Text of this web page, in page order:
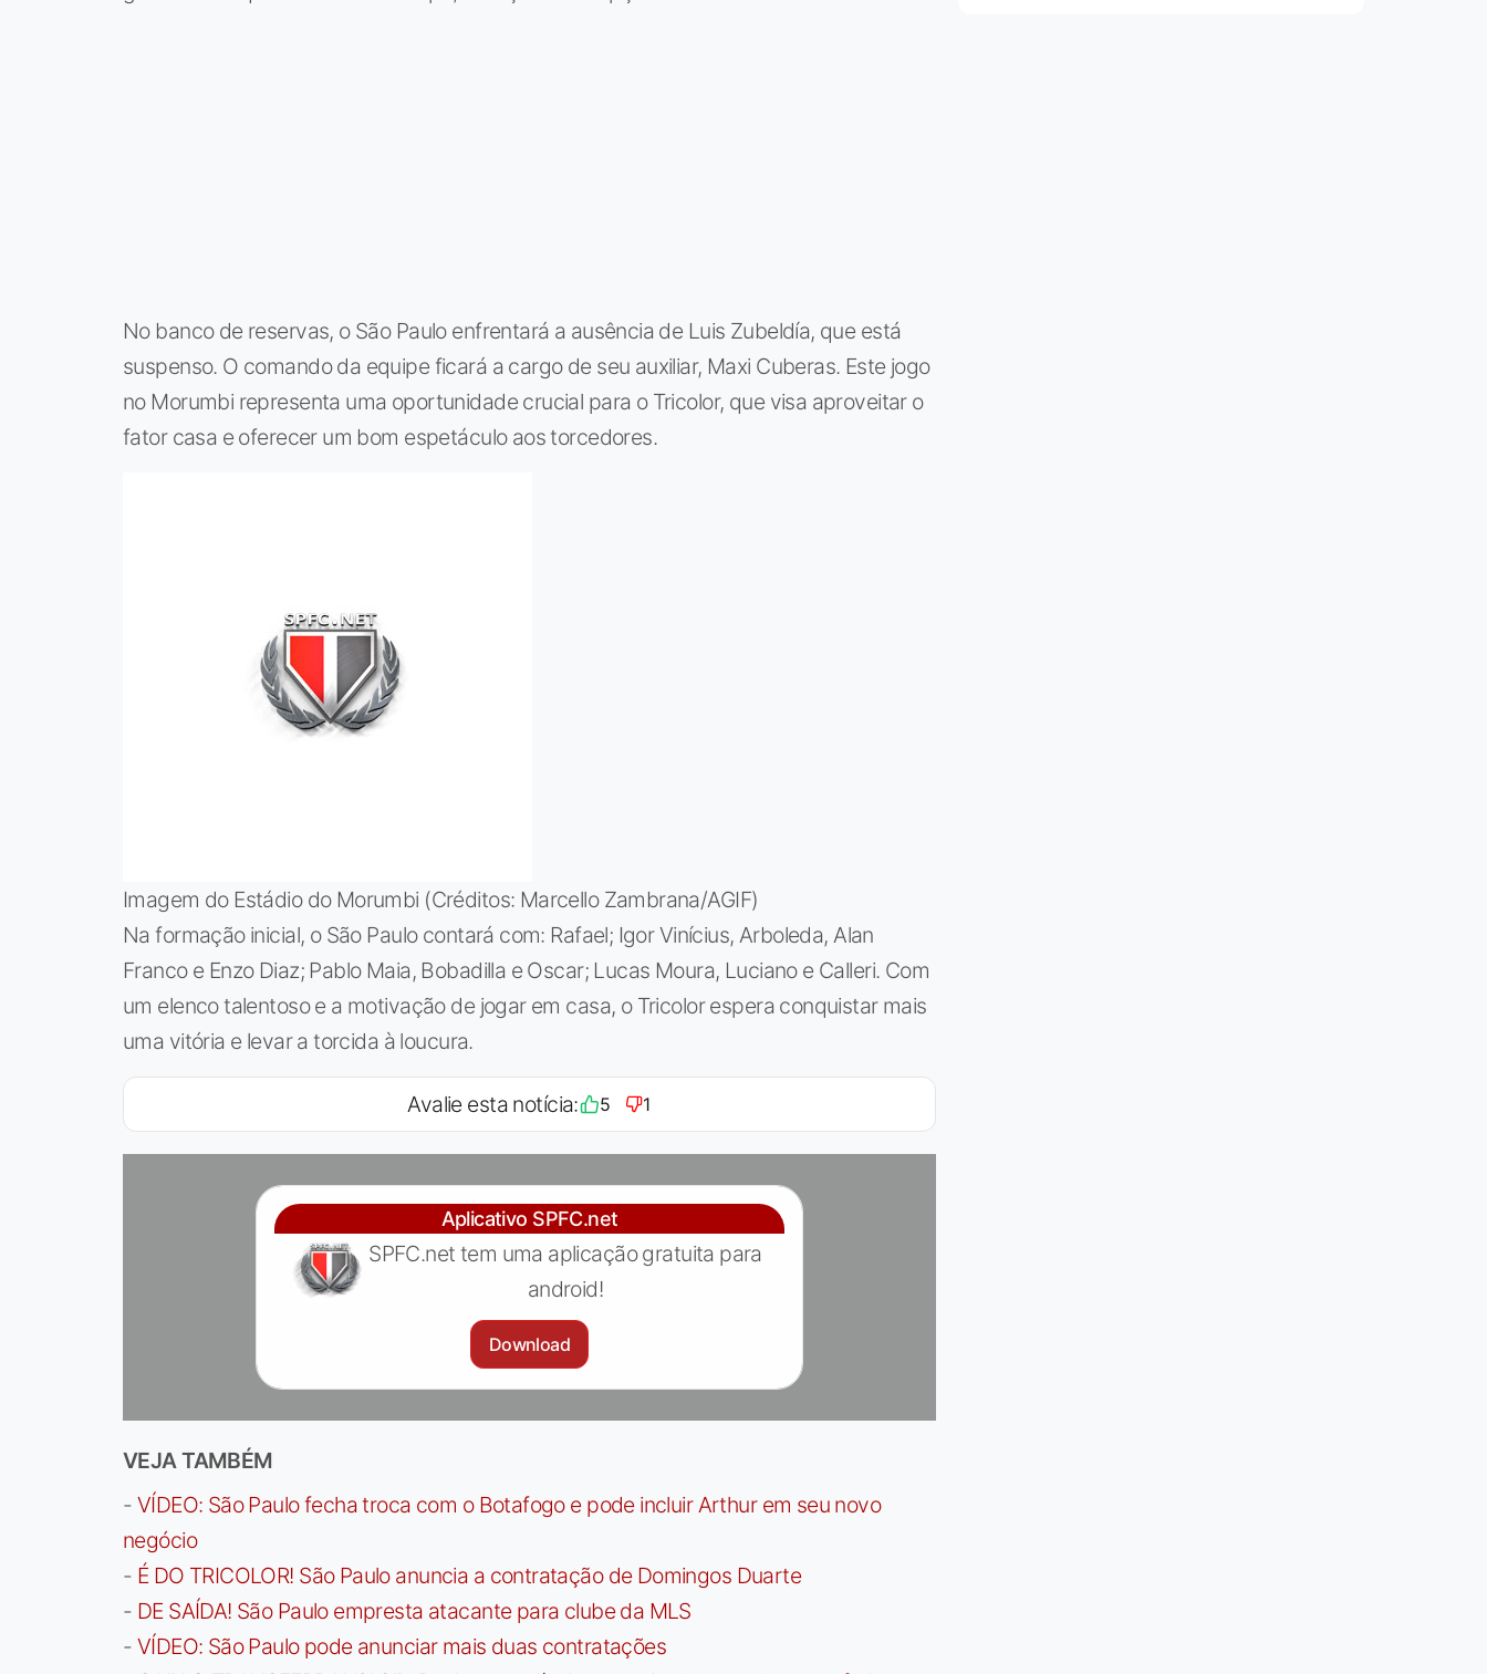
No banco de reservas, o São Paulo enfrentará a ausência de Luis Zubeldía, que está
suspenso. O comando da equipe ficará a cargo de seu auxiliar, Maxi Cuberas. Este jogo
no Morumbi representa uma oportunidade crucial para o Tricolor, que visa aproveitar o
fator casa e oferecer um bom espetáculo aos torcedores.
Imagem do Estádio do Morumbi (Créditos: Marcello Zambrana/AGIF)
Na formação inicial, o São Paulo contará com: Rafael; Igor Vinícius, Arboleda, Alan
Franco e Enzo Diaz; Pablo Maia, Bobadilla e Oscar; Lucas Moura, Luciano e Calleri. Com
um elenco talentoso e a motivação de jogar em casa, o Tricolor espera conquistar mais
uma vitória e levar a torcida à loucura.
Avalie esta notícia: 5 1
Aplicativo SPFC.net
SPFC.net tem uma aplicação gratuita para
android!
Download
VEJA TAMBÉM
- VÍDEO: São Paulo fecha troca com o Botafogo e pode incluir Arthur em seu novo
negócio
- É DO TRICOLOR! São Paulo anuncia a contratação de Domingos Duarte
- DE SAÍDA! São Paulo empresta atacante para clube da MLS
- VÍDEO: São Paulo pode anunciar mais duas contratações